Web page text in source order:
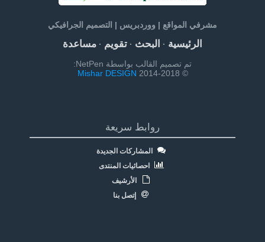
مشرفي المواقع | ووردبريس | التصميم الجرافيكي
الرئيسية· البحث· تقويم· مساعدة
تم تصميم القالب بواسطة NetPen:
© 2014-2018
Mishar DESIGN
روابط سريعة
المشاركات الجديدة
احصائيات المنتدى
الأرشيف
إتصل بنا